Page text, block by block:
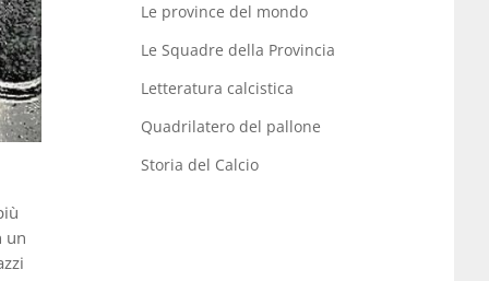
un
Le province del mondo
Le Squadre della Provincia
Letteratura calcistica
Quadrilatero del pallone
Storia del Calcio